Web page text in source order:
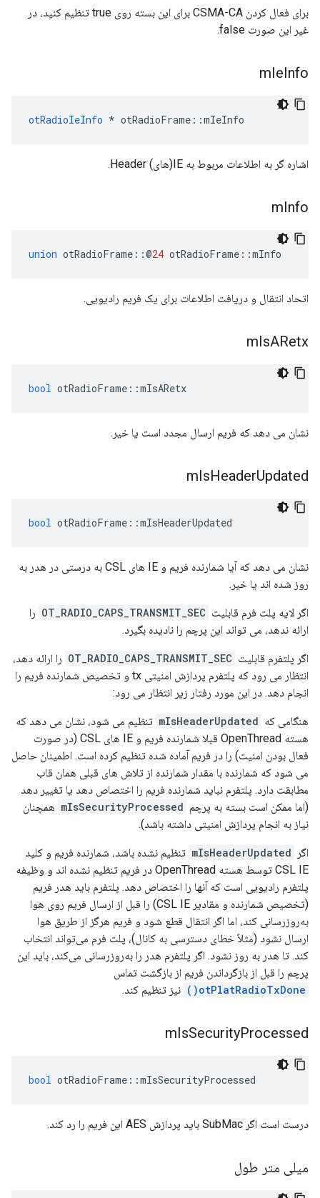
برای فعال کردن CSMA-CA برای این بسته روی true تنظیم کنید، در
غیر این صورت false.
mIeInfo
otRadioIeInfo * otRadioFrame ::mIeInfo
اشاره گر به اطلاعات مربوط به IE(های) Header.
mInfo
union otRadioFrame ::@24 otRadioFrame ::mInfo
اتحاد انتقال و دریافت اطلاعات برای یک فریم رادیویی.
mIsARetx
bool otRadioFrame ::mIsARetx
نشان می دهد که فریم ارسال مجدد است یا خیر.
mIsHeaderUpdated
bool otRadioFrame ::mIsHeaderUpdated
نشان می دهد که آیا شمارنده فریم و IE های CSL به درستی در هدر به
روز شده اند یا خیر.
اگر لایه پلت فرم قابلیت OT_RADIO_CAPS_TRANSMIT_SEC را
ارائه ندهد، می تواند این پرچم را نادیده بگیرد.
اگر پلتفرم قابلیت OT_RADIO_CAPS_TRANSMIT_SEC را ارائه دهد،
انتظار می رود که پلتفرم پردازش امنیتی tx و تخصیص شمارنده فریم را
انجام دهد. در این مورد رفتار زیر انتظار می رود:
هنگامی که mIsHeaderUpdated تنظیم می شود، نشان می دهد که
هسته OpenThread قبلا شمارنده فریم و IE های CSL (در صورت
فعال بودن امنیت) را در فریم آماده شده تنظیم کرده است. اطمینان حاصل
می شود که شمارنده با مقدار شمارنده از تلاش های قبلی همان قاب
مطابقت دارد. پلتفرم نباید شمارنده فریم را اختصاص دهد یا تغییر دهد
(اما ممکن است بسته به پرچم mIsSecurityProcessed همچنان
نیاز به انجام پردازش امنیتی داشته باشد).
اگر mIsHeaderUpdated تنظیم نشده باشد، شمارنده فریم و کلید
CSL IE توسط هسته OpenThread در فریم تنظیم نشده اند و وظیفه
پلتفرم رادیویی است که آنها را اختصاص دهد. پلتفرم باید هدر فریم
(تخصیص شمارنده و مقادیر CSL IE) را قبل از ارسال فریم روی هوا
به‌روزرسانی کند، اما اگر انتقال قطع شود و فریم هرگز از طریق هوا
ارسال نشود (مثلاً خطای دسترسی به کانال)، پلت فرم می‌تواند انتخاب
کند. تا هدر به روز نشود. اگر پلتفرم هدر را به‌روزرسانی می‌کند، باید این
پرچم را قبل از بازگرداندن فریم از بازگشت تماس
otPlatRadioTxDone()
نیز تنظیم کند.
mIsSecurityProcessed
bool otRadioFrame ::mIsSecurityProcessed
درست است اگر SubMac باید پردازش AES این فریم را رد کند.
میلی متر طول